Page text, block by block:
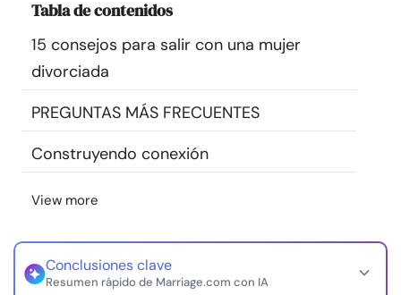
Sobre nosotros Contáctanos Escríbenos
© Copyright 2026. Todos los derechos reservados.
Tabla de contenidos
15 consejos para salir con una mujer
divorciada
PREGUNTAS MÁS FRECUENTES
Construyendo conexión
View more
Conclusiones clave
Resumen rápido de Marriage.com con IA